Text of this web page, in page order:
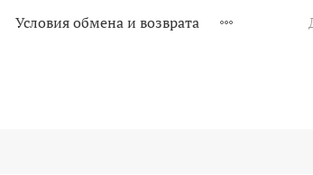
Условия обмена и возврата